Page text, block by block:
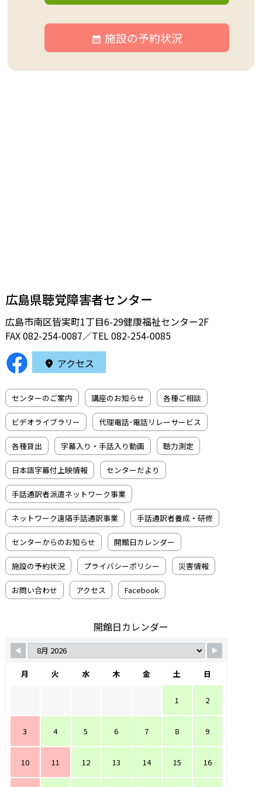
施設の予約状況
広島県聴覚障害者センター
広島市南区皆実町1丁目6-29健康福祉センター2F
FAX 082-254-0087／TEL082-254-0085
アクセス
センターのご案内 講座のお知らせ 各種ご相談
ビデオライブラリー 代理電話･電話リレーサービス
各種貸出 字幕入り・手話入り動画 聴力測定
日本語字幕付上映情報 センターだより
手話通訳者派遣ネットワーク事業
ネットワーク遠隔手話通訳事業 手話通訳者養成・研修
センターからのお知らせ 開館日カレンダー
施設の予約状況 プライバシーポリシー 災害情報
お問い合わせ アクセス Facebook
開館日カレンダー
月 火 水 木 金 土 日
1 2
3 4 5 6 7 8 9
10 11 12 13 14 15 16